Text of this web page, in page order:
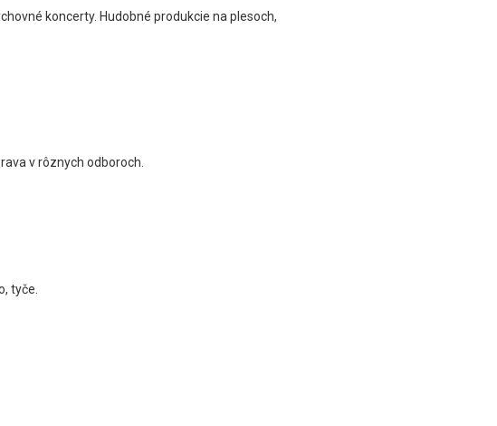
koncerty. Hudobné produkcie na plesoch,
v rôznych odboroch.
tyče.